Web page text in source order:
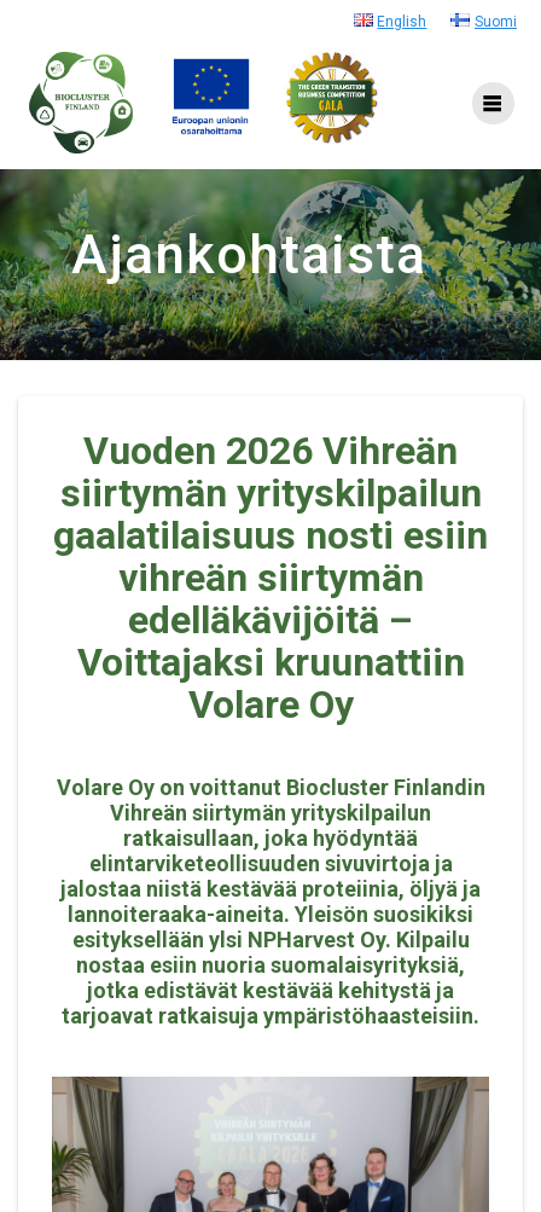
content
Suomi
English
Vuoden 2026 Vihreän
siirtymän yrityskilpailun
gaalatilaisuus nosti esiin
vihreän siirtymän
edelläkävijöitä –
Voittajaksi kruunattiin
Volare Oy
Volare Oy on voittanut Biocluster Finlandin
Vihreän siirtymän yrityskilpailun
ratkaisullaan, joka hyödyntää
elintarviketeollisuuden sivuvirtoja ja
jalostaa niistä kestävää proteiinia, öljyä ja
lannoiteraaka-aineita. Yleisön suosikiksi
esityksellään ylsi NPHarvest Oy. Kilpailu
nostaa esiin nuoria suomalaisyrityksiä,
jotka edistävät kestävää kehitystä ja
tarjoavat ratkaisuja ympäristöhaasteisiin.